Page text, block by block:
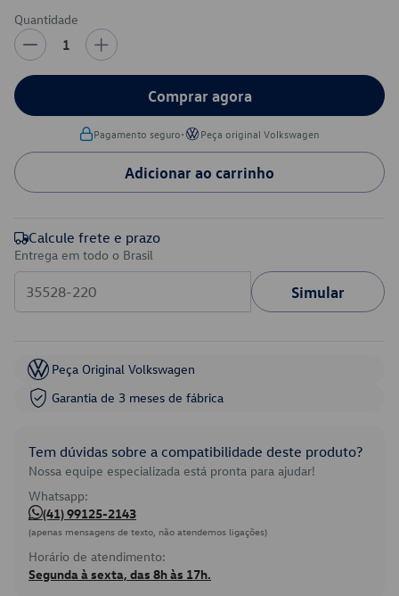
Quantidade
1
Comprar agora
Pagamento seguro• Peça original Volkswagen
Adicionar ao carrinho
Calcule frete e prazo
Entrega em todo o Brasil
Simular
Peça Original Volkswagen
Garantia de 3 meses de fábrica
Tem dúvidas sobre a compatibilidade deste produto?
Nossa equipe especializada está pronta para ajudar!
Whatsapp:
(41) 99125-2143
(apenas mensagens de texto, não atendemos ligações)
Horário de atendimento:
Segunda à sexta, das 8h às 17h.